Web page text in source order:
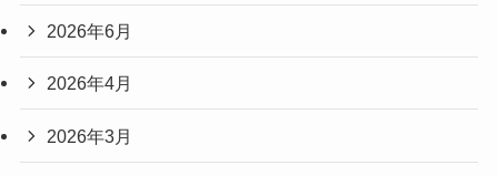
2026年6月
2026年4月
2026年3月